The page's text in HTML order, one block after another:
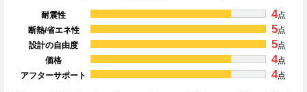
耐震性 4点
断熱/省エネ性
5点
設計の自由度
5点
価格
4点
アフターサポート
4点